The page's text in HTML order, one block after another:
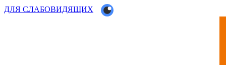
ДЛЯ СЛАБОВИДЯЩИХ